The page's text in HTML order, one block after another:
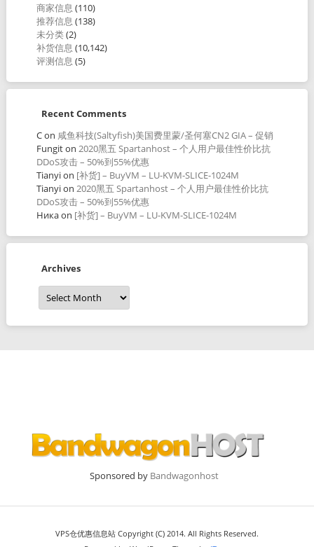
商家信息 (110)
推荐信息 (138)
未分类(2)
补货信息 (10,142)
评测信息 (5)
Recent Comments
Con 咸鱼科技(Saltyfish)美国费里蒙/圣何塞CN2 GIA – 促销
Fungiton 2020黑五 Spartanhost – 个人用户最佳性价比抗
DDoS攻击 – 50%到55%优惠
Tianyion [补货] – BuyVM – LU-KVM-SLICE-1024M
Tianyion 2020黑五 Spartanhost – 个人用户最佳性价比抗
DDoS攻击 – 50%到55%优惠
Никаon [补货] – BuyVM – LU-KVM-SLICE-1024M
Archives
Archives
Sponsored by Bandwagonhost
VPS仓优惠信息站 Copyright (C) 2014. All Rights Reserved.